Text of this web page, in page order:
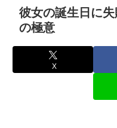
彼女の誕生日に
の極意
X